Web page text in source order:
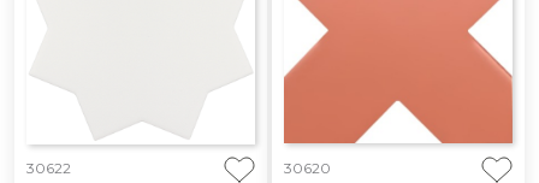
30622 30620